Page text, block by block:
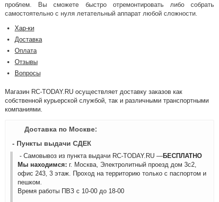
проблем. Вы сможете быстро отремонтировать либо собрать
самостоятельно с нуля летательный аппарат любой сложности.
Хар-ки
Доставка
Оплата
Отзывы
Вопросы
Магазин RC-TODAY.RU осуществляет доставку заказов как
собственной курьерской службой, так и различными транспортными
компаниями.
Доставка по Москве:
- Пункты выдачи СДЕК
- Самовывоз из пункта выдачи RC-TODAY.RU —БЕСПЛАТНО
Мы находимся: г. Москва, Электролитный проезд дом 3с2,
офис 243, 3 этаж. Проход на территорию только с паспортом и
пешком.
Время работы ПВЗ с 10-00 до 18-00